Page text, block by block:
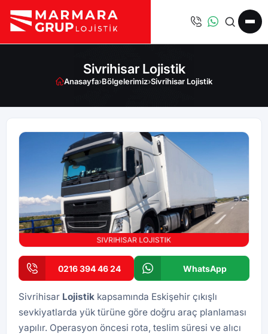
Sivrihisar Lojistik
Anasayfa›Bölgelerimiz›Sivrihisar Lojistik
0216 394 46 24 WhatsApp
Sivrihisar Lojistik kapsamında Eskişehir çıkışlı
sevkiyatlarda yük türüne göre doğru araç planlaması
yapılır. Operasyon öncesi rota, teslim süresi ve alıcı